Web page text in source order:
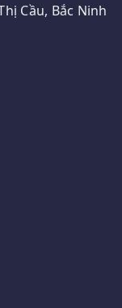
Cầu, Bắc Ninh